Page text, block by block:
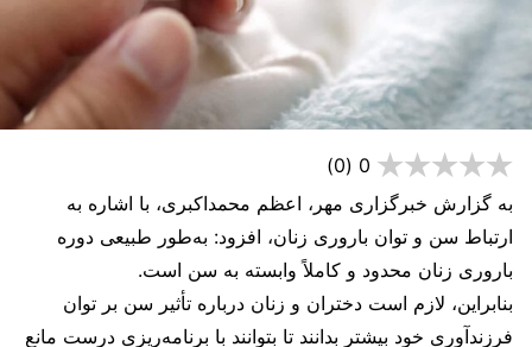
0
(0)
به گزارش خبرگزاری مهر، اعظم محمداکبری، با اشاره به
ارتباط سن و توان باروری زنان، افزود: به‌طور طبیعی دوره
باروری زنان محدود و کاملاً وابسته به سن است.
بنابراین، لازم است دختران و زنان درباره تأثیر سن بر توان
فرزندآوری خود بیشتر بدانند تا بتوانند با برنامه‌ریزی درست مانع